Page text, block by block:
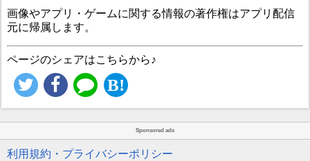
画像やアプリ・ゲームに関する情報の著作権はアプリ配信
元に帰属します。
ページのシェアはこちらから♪
Sponsored ads
利用規約・プライバシーポリシー